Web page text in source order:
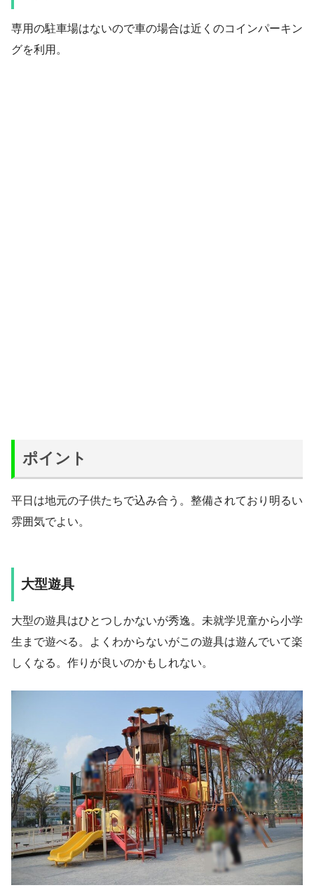
専用の駐車場はないので車の場合は近くのコインパーキン
グを利用。
ポイント
平日は地元の子供たちで込み合う。整備されており明るい
雰囲気でよい。
大型遊具
大型の遊具はひとつしかないが秀逸。未就学児童から小学
生まで遊べる。よくわからないがこの遊具は遊んでいて楽
しくなる。作りが良いのかもしれない。